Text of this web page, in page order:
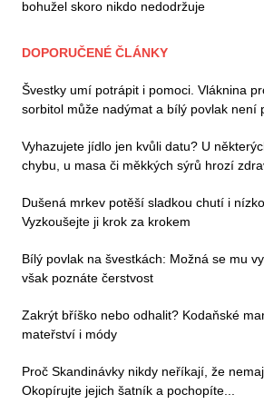
bohužel skoro nikdo nedodržuje
DOPORUČENÉ ČLÁNKY
Švestky umí potrápit i pomoci. Vláknina
sorbitol může nadýmat a bílý povlak není
Vyhazujete jídlo jen kvůli datu? U
chybu, u masa či měkkých sýrů hrozí
Dušená mrkev potěší sladkou chutí i
Vyzkoušejte ji krok za krokem
Bílý povlak na švestkách: Možná se mu
však poznáte čerstvost
Zakrýt bříško nebo odhalit? Kodaňské
mateřství i módy
Proč Skandinávky nikdy neříkají, že
Okopírujte jejich šatník a pochopíte...